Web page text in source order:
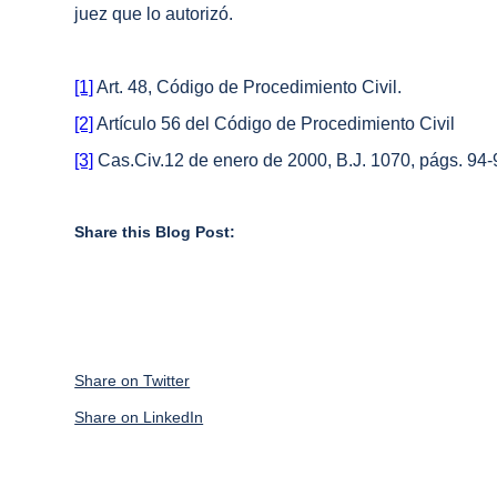
juez que lo autorizó.
[1] Art. 48, Código de Procedimiento Civil.
[2] Artículo 56 del Código de Procedimiento Civil
[3] Cas.Civ.12 de enero de 2000, B.J. 1070, págs. 94-
Share this Blog Post:
Share on Twitter
Share on LinkedIn